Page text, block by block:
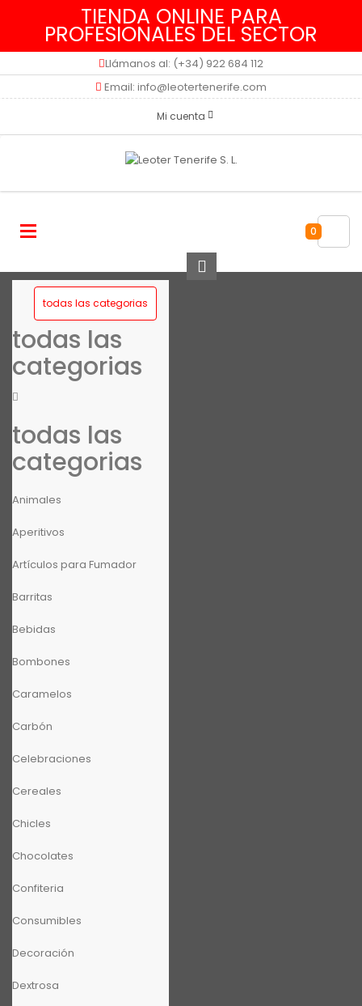
TIENDA ONLINE PARA
PROFESIONALES DEL SECTOR
Llámanos al: (+34) 922 684 112
Email: info@leotertenerife.com
Mi cuenta
0
todas las categorias
todas las
categorias
todas las
categorias
Animales
Aperitivos
Artículos para Fumador
Barritas
Bebidas
Bombones
Caramelos
Carbón
Celebraciones
Cereales
Chicles
Chocolates
Confiteria
Consumibles
Decoración
Dextrosa